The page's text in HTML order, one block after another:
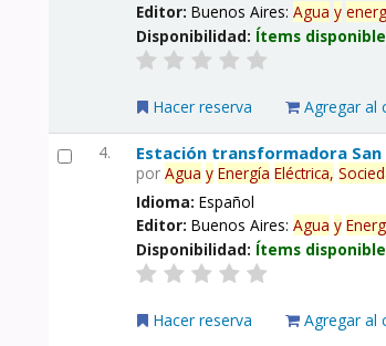
Editor:Buenos Aires:Agua y
Disponibilidad: Ítems
Hacer reserva Agregar al
4. Estación transformadora
porAgua y Energía Eléctrica,
Idioma:Español
Editor:Buenos Aires:Agua y
Disponibilidad: Ítems
Hacer reserva Agregar al